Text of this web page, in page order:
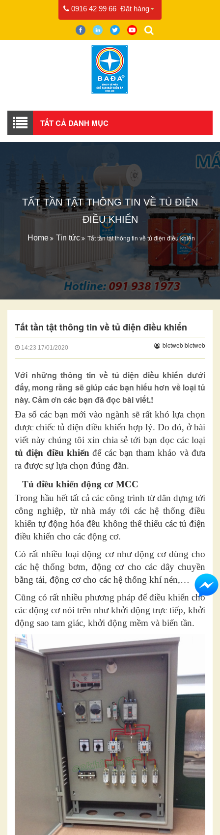
0916 42 99 66 Đặt hàng
TẤT CẢ DANH MỤC
TẤT TẦN TẬT THÔNG TIN VỀ TỦ ĐIỆN
ĐIỀU KHIỂN
Home Tin tức Tất tần tật thông tin về tủ điện điều khiển
Tất tần tật thông tin về tủ điện điều khiển
14:23 17/01/2020 bictweb bictweb
Với những thông tin về tủ điện điều khiển dưới
đấy, mong rằng sẽ giúp các bạn hiểu hơn về loại tủ
này. Cảm ơn các bạn đã đọc bài viết.!
Đa số các bạn mới vào ngành sẽ rất khó lựa chọn
được chiếc tủ điện điều khiển hợp lý. Do đó, ở bài
viết này chúng tôi xin chia sẻ tới bạn đọc các loại
tủ điện điều khiển để các bạn tham khảo và đưa
ra được sự lựa chọn đúng đắn.
Tủ điều khiển động cơ MCC
Trong hầu hết tất cả các công trình từ dân dựng tới
công nghiệp, từ nhà máy tới các hệ thống điều
khiển tự động hóa đều không thể thiếu các tủ điện
điều khiển cho các động cơ.
Có rất nhiều loại động cơ như động cơ dùng cho
các hệ thống bơm, động cơ cho các dây chuyền
bằng tải, động cơ cho các hệ thống khí nén,…
Cũng có rất nhiều phương pháp để điều khiển cho
các động cơ nói trên như khởi động trực tiếp, khởi
động sao tam giác, khởi động mềm và biến tần.